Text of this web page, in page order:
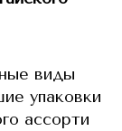
виды
упаковки
ассорти